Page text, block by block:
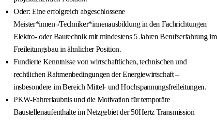
Oder: Eine erfolgreich abgeschlossene
Meister*innen-/Techniker*innenausbildung in den Fachrichtungen
Elektro- oder Bautechnik mit mindestens 5 Jahren Berufserfahrung im
Freileitungsbau in ähnlicher Position.
Fundierte Kenntnisse von wirtschaftlichen, technischen und
rechtlichen Rahmenbedingungen der Energiewirtschaft –
insbesondere im Bereich Mittel- und Hochspannungsfreileitungen.
PKW-Fahrerlaubnis und die Motivation für temporäre
Baustellenaufenthalte im Netzgebiet der 50Hertz Transmission